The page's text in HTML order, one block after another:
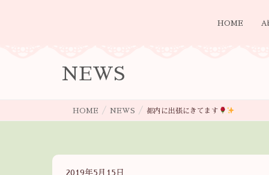
HOME
NEWS
HOME NEWS 都内に出張にきてます
2019年5月15日